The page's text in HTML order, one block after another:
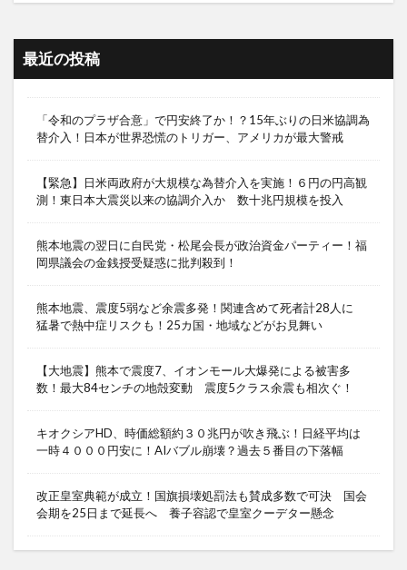
最近の投稿
「令和のプラザ合意」で円安終了か！？15年ぶりの日米協調為
替介入！日本が世界恐慌のトリガー、アメリカが最大警戒
【緊急】日米両政府が大規模な為替介入を実施！６円の円高観
測！東日本大震災以来の協調介入か 数十兆円規模を投入
熊本地震の翌日に自民党・松尾会長が政治資金パーティー！福
岡県議会の金銭授受疑惑に批判殺到！
熊本地震、震度5弱など余震多発！関連含めて死者計28人に
猛暑で熱中症リスクも！25カ国・地域などがお見舞い
【大地震】熊本で震度7、イオンモール大爆発による被害多
数！最大84センチの地殻変動 震度5クラス余震も相次ぐ！
キオクシアHD、時価総額約３０兆円が吹き飛ぶ！日経平均は
一時４０００円安に！AIバブル崩壊？過去５番目の下落幅
改正皇室典範が成立！国旗損壊処罰法も賛成多数で可決 国会
会期を25日まで延長へ 養子容認で皇室クーデター懸念